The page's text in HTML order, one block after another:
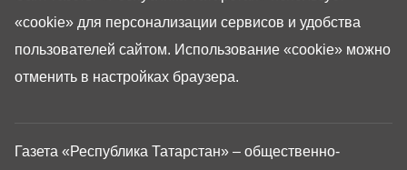
Газета «Республика Татарстан» – общественно-
«cookie» для персонализации сервисов и удобства
пользователей сайтом. Использование «cookie» можно
отменить в настройках браузера.